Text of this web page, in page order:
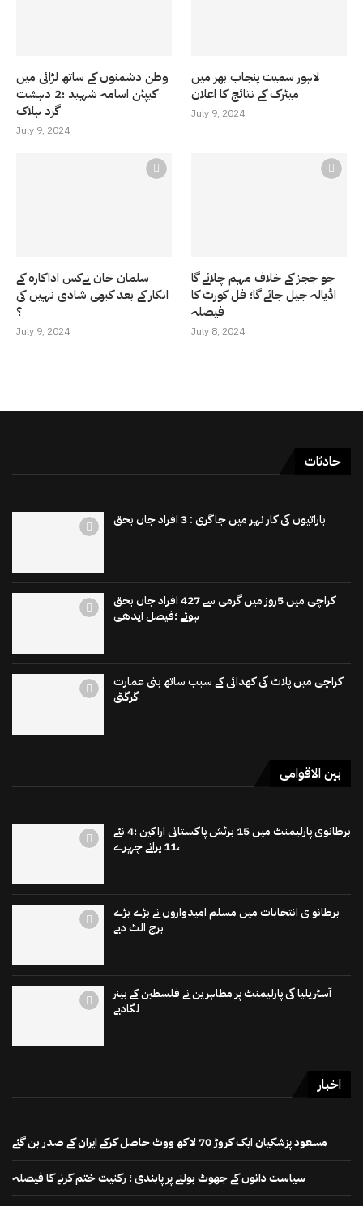
وطن دشمنوں کے ساتھ لڑائی میں
کیپٹن اسامہ شہید ؛2 دہشت
گرد ہلاک
July 9, 2024
لاہور سمیت پنجاب بھر میں
میٹرک کے نتائج کا اعلان
July 9, 2024
سلمان خان نےکس اداکارہ کے
انکار کے بعد کبھی شادی نہیں کی
؟
July 9, 2024
جو ججز کے خلاف مہم چلائے گا
اڈیالہ جیل جائے گا؛ فل کورٹ کا
فیصلہ
July 8, 2024
حادثات
باراتیوں کی کار نہر میں جاگری : 3 افراد جاں بحق
کراچی میں 5روز میں گرمی سے 427 افراد جاں بحق
ہوئے ؛فیصل ایدھی
کراچی میں پلاٹ کی کھدائی کے سبب ساتھ بنی عمارت
گرگئی
بین الاقوامی
برطانوی پارلیمنٹ میں 15 برٹش پاکستانی اراکین ؛4 نئے
،11 پرانے چہرے
برطانو ی انتخابات میں مسلم امیدواروں نے بڑے بڑے
برج الٹ دیے
آسٹریلیا کی پارلیمنٹ پر مظاہرین نے فلسطین کے بینر
لگادیے
اخبار
مسعود پزشکیان ایک کروڑ 70 لاکھ ووٹ حاصل کرکے ایران کے صدر بن گئے
سیاست دانوں کے جھوٹ بولنے پر پابندی ؛ رکنیت ختم کرنے کا فیصلہ